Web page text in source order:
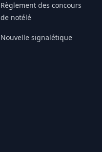
Règlement des concours
de notélé
Nouvelle signalétique